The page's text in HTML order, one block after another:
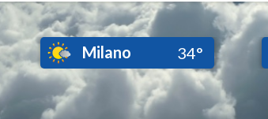
Milano 34°